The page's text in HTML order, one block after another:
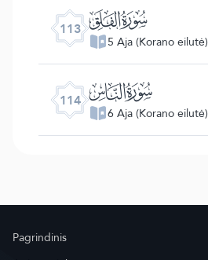
113 ﰞ
5 Aja (Korano eilutė)
114 ﰟ
6 Aja (Korano eilutė)
Pagrindinis